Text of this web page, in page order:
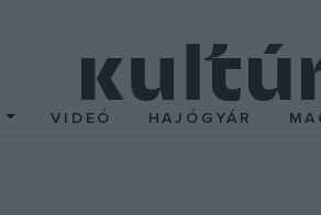
VIDEÓ HAJÓGYÁR